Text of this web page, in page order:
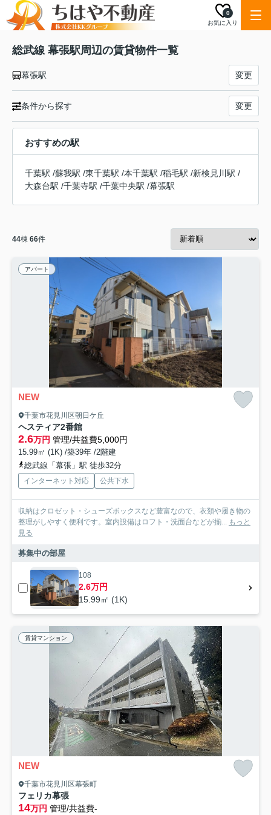
お気に入り
0
総武線 幕張駅周辺の賃貸物件一覧
幕張駅 変更
条件から探す 変更
おすすめの駅
千葉駅 /蘇我駅 /東千葉駅 /本千葉駅 /稲毛駅 /新検見川駅 /
大森台駅 /千葉寺駅 /千葉中央駅 /幕張駅
44棟 66件
アパート
NEW
千葉市花見川区朝日ケ丘
ヘスティア2番館
2.6万円 管理/共益費5,000円
15.99㎡ (1K) /築39年 /2階建
総武線「幕張」駅 徒歩32分
インターネット対応 公共下水
収納はクロゼット・シューズボックスなど豊富なので、衣類や履き物の
整理がしやすく便利です。室内設備はロフト・洗面台などが揃... もっと
見る
募集中の部屋
108
2.6万円
15.99㎡ (1K)
賃貸マンション
NEW
千葉市花見川区幕張町
フェリカ幕張
14万円 管理/共益費-